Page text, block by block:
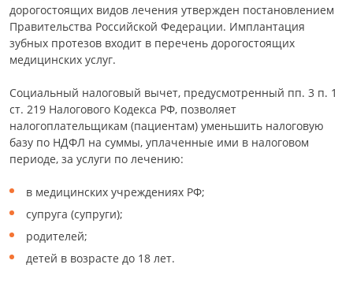
дорогостоящих видов лечения утвержден постановлением
Правительства Российской Федерации. Имплантация
зубных протезов входит в перечень дорогостоящих
медицинских услуг.
Социальный налоговый вычет, предусмотренный пп. 3 п. 1
ст. 219 Налогового Кодекса РФ, позволяет
налогоплательщикам (пациентам) уменьшить налоговую
базу по НДФЛ на суммы, уплаченные ими в налоговом
периоде, за услуги по лечению:
в медицинских учреждениях РФ;
супруга (супруги);
родителей;
детей в возрасте до 18 лет.